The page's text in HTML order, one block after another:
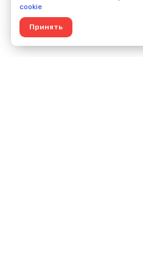
cookie
Принять